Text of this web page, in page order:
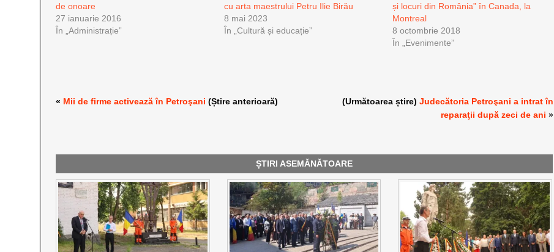
de onoare
27 ianuarie 2016
În „Administrație”
cu arta maestrului Petru Ilie Birău
8 mai 2023
În „Cultură și educație”
și locuri din România” în Canada, la
Montreal
8 octombrie 2018
În „Evenimente”
« Mii de firme activează în Petroşani (Știre anterioară) (Următoarea știre)Judecătoria Petroşani a intrat în
reparaţii după zeci de ani »
ȘTIRI ASEMĂNĂTOARE